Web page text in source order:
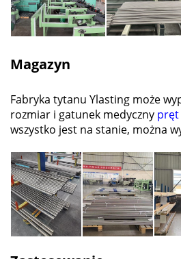
Magazyn
Fabryka tytanu Ylasting może
rozmiar i gatunek medyczny
wszystko jest na stanie, można